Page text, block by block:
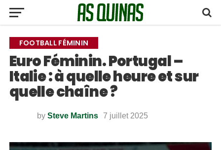
FOOTBALL FÉMININ
Euro Féminin. Portugal –
Italie : à quelle heure et sur
quelle chaîne ?
by Steve Martins 7 juillet 2025